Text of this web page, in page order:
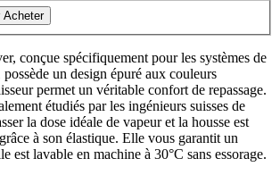
Acheter
conçue spécifiquement pour les systèmes de
possède un design épuré aux couleurs
permet un véritable confort de repassage.
étudiés par les ingénieurs suisses de
la dose idéale de vapeur et la housse est
à son élastique. Elle vous garantit un
est lavable en machine à 30°C sans essorage.